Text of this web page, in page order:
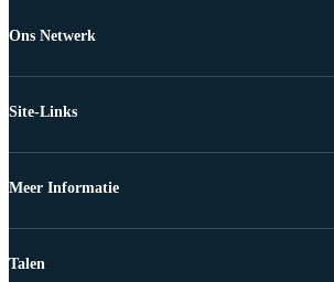
Ons Netwerk
Site-Links
Meer Informatie
Talen